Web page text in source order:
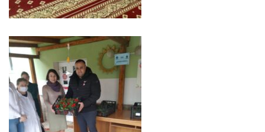
Juridic
Serviciul
în
Reglementarea